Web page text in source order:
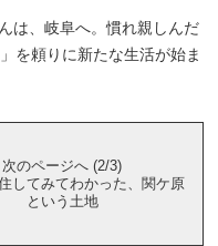
は、岐阜へ。慣れ親しんだ
を頼りに新たな生活が始ま
次のページへ (2/3)
してみてわかった、関ケ原
という土地